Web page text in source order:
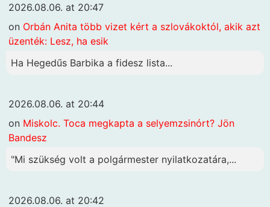
2026.08.06. at 20:47
on Orbán Anita több vizet kért a szlovákoktól, akik azt
üzenték: Lesz, ha esik
Ha Hegedűs Barbika a fidesz lista...
2026.08.06. at 20:44
on Miskolc. Toca megkapta a selyemzsinórt? Jön
Bandesz
"Mi szükség volt a polgármester nyilatkozatára,...
2026.08.06. at 20:42